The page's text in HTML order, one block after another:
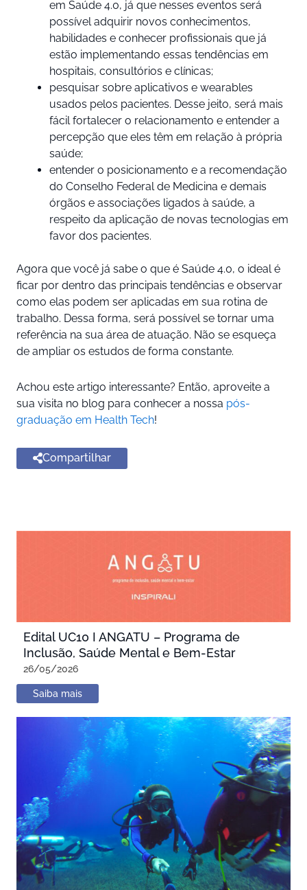
em Saúde 4.0, já que nesses eventos será
possível adquirir novos conhecimentos,
habilidades e conhecer profissionais que já
estão implementando essas tendências em
hospitais, consultórios e clínicas;
pesquisar sobre aplicativos e wearables
usados pelos pacientes. Desse jeito, será mais
fácil fortalecer o relacionamento e entender a
percepção que eles têm em relação à própria
saúde;
entender o posicionamento e a recomendação
do Conselho Federal de Medicina e demais
órgãos e associações ligados à saúde, a
respeito da aplicação de novas tecnologias em
favor dos pacientes.
Agora que você já sabe o que é Saúde 4.0, o ideal é
ficar por dentro das principais tendências e observar
como elas podem ser aplicadas em sua rotina de
trabalho. Dessa forma, será possível se tornar uma
referência na sua área de atuação. Não se esqueça
de ampliar os estudos de forma constante.
Achou este artigo interessante? Então, aproveite a
sua visita no blog para conhecer a nossa pós-
graduação em Health Tech!
Compartilhar
Edital UC10 I ANGATU – Programa de
Inclusão, Saúde Mental e Bem-Estar
26/05/2026
Saiba mais